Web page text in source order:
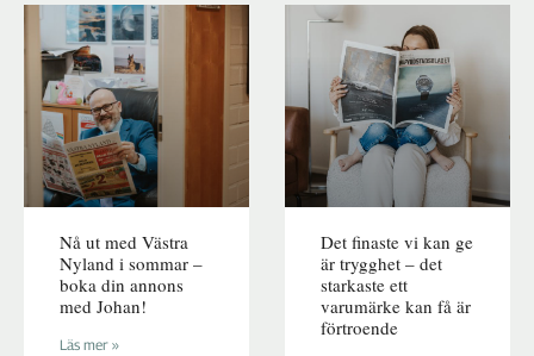
Nå ut med Västra
Nyland i sommar –
boka din annons
med Johan!
Läs mer »
Det finaste vi kan ge
är trygghet – det
starkaste ett
varumärke kan få är
förtroende